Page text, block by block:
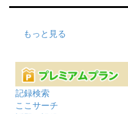
もっと見る
記録検索
ここサーチ